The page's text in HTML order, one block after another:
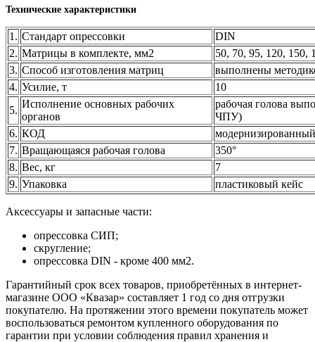
Технические характеристики
1. Стандарт опрессовки
DIN
2. Матрицы в комплекте, мм2
50, 70, 95, 120, 150,
3. Способ изготовления матриц
выполнены
4. Усилие, т
10
5.
Исполнение основных рабочих
органов
рабочая голова
ЧПУ)
6. КОД
7. Вращающаяся рабочая голова
350°
8. Вес, кг
7
9. Упаковка пластиковый кейс
Аксессуары и запасные части:
опрессовка СИП;
скругление;
опрессовка DIN - кроме 400 мм2.
Гарантийный срок всех товаров, приобретённых в интернет-
магазине ООО «Квазар» составляет 1 год со дня отгрузки
покупателю. На протяжении этого времени покупатель может
воспользоваться ремонтом купленного оборудования по
гарантии при условии соблюдения правил хранения и